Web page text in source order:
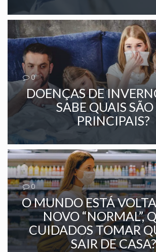
0
DOENÇAS DE
SABE QUAIS SÃO
PRINCIPAIS?
0
O MUNDO ESTÁ
NOVO “NORMAL”,
CUIDADOS TOMAR
SAIR DE CASA?